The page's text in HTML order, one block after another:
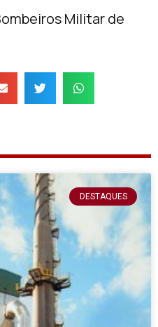
Militar de
DESTAQUES